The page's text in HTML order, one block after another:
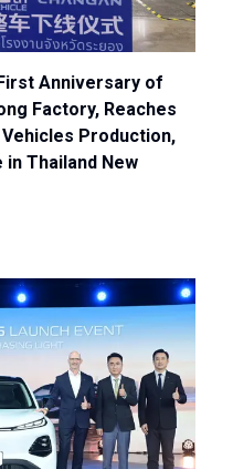
Anniversary of
Factory, Reaches
Production,
Thailand New